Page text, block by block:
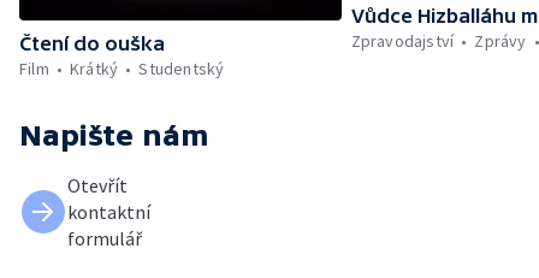
Čtení do ouška
Film
Krátký Studentský
Vůdce Hizballáhu
Zpravodajství
Zprávy
Napište nám
Otevřít
kontaktní
formulář